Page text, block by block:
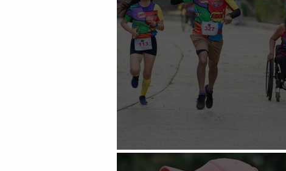
No faltaron las sonrisas